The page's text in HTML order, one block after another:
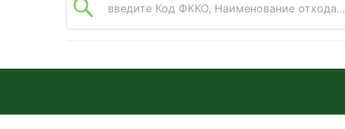
введите Код ФККО, Наименование отхода...